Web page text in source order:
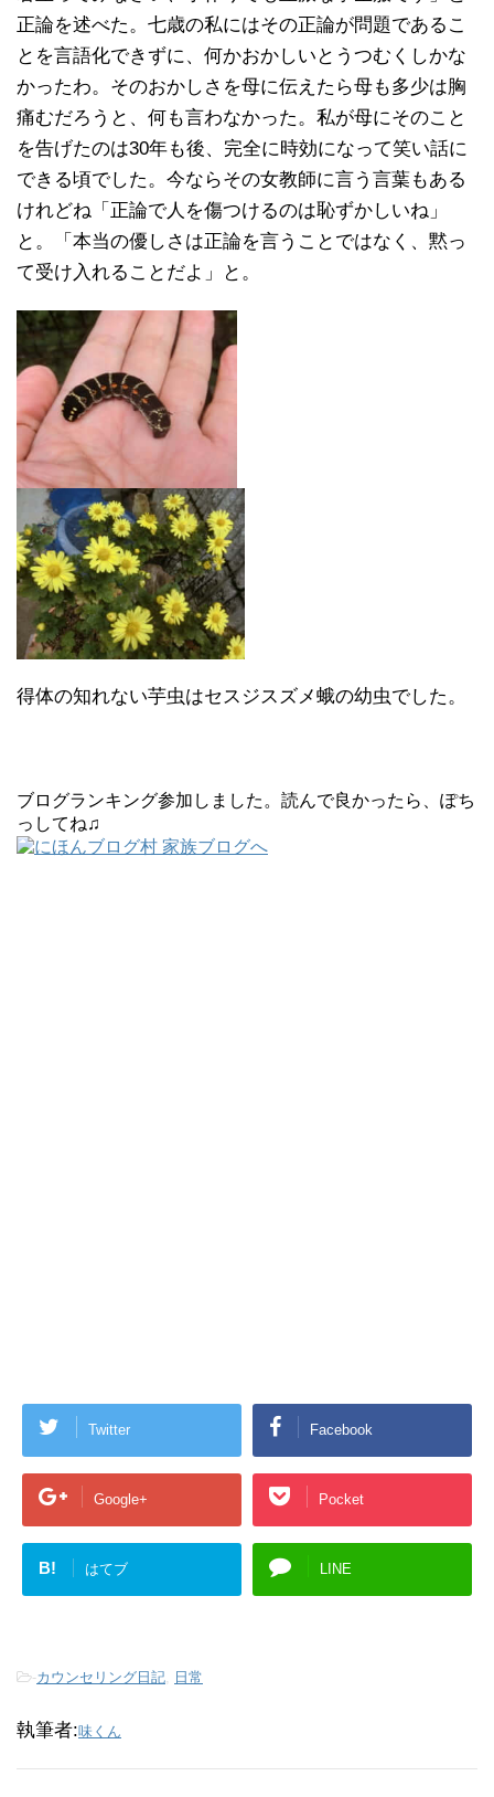
正論を述べた。七歳の私にはその正論が問題であるこ
とを言語化できずに、何かおかしいとうつむくしかな
かったわ。そのおかしさを母に伝えたら母も多少は胸
痛むだろうと、何も言わなかった。私が母にそのこと
を告げたのは30年も後、完全に時効になって笑い話に
できる頃でした。今ならその女教師に言う言葉もある
けれどね「正論で人を傷つけるのは恥ずかしいね」
と。「本当の優しさは正論を言うことではなく、黙っ
て受け入れることだよ」と。
得体の知れない芋虫はセスジスズメ蛾の幼虫でした。
ブログランキング参加しました。読んで良かったら、ぽち
っしてね♫
Twitter Facebook
Google+ Pocket
B! はてブ LINE
-カウンセリング日記 日常
執筆者:味くん